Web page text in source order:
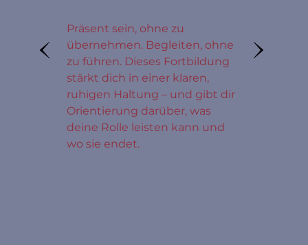
Präsent sein, ohne zu
übernehmen. Begleiten, ohne
zu führen. Dieses Fortbildung
stärkt dich in einer klaren,
ruhigen Haltung – und gibt dir
Orientierung darüber, was
deine Rolle leisten kann und
wo sie endet.